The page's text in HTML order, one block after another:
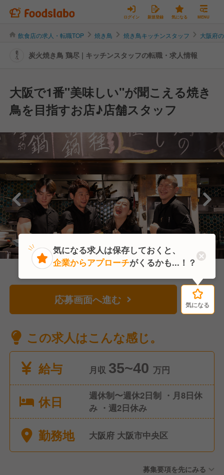
ログイン 新規登録 気になる MENU
飲食店の求人・転職TOP 焼き鳥 焼き鳥キッチンスタッフ 大阪府
炭火焼き鳥 鶏尽 | キッチンスタッフの転職・求人情報
大阪で1番"美味しい"が聞こえる焼き
鳥を目指すお店♪店舗スタッフ
応募画面へ進む 気になる
この求人はこんな感じ。
給与
月収 35~40 万円
休日
週休制〜週休2日制 ・月8日休
み ・週2日休み
勤務地 大阪府 大阪市中央区
募集要項を先にみる
気になる
気になる求人は保存しておくと、
企業からアプローチがくるかも...！？